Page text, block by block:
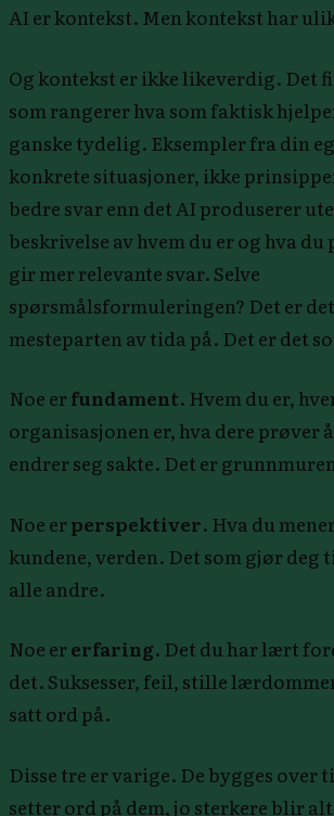
AI er kontekst. Men kontekst har
Og kontekst er ikke likeverdig. Det
som rangerer hva som faktisk
ganske tydelig. Eksempler fra din
konkrete situasjoner, ikke
bedre svar enn det AI produserer
beskrivelse av hvem du er og hva
gir mer relevante svar. Selve
spørsmålsformuleringen? Det er
mesteparten av tida på. Det er det
Noe erfundament. Hvem du er,
organisasjonen er, hva dere prøver
endrer seg sakte. Det er
Noe erperspektiver. Hva du
kundene, verden. Det som gjør deg
alle andre.
Noe ererfaring. Det du har lært
det. Suksesser, feil, stille
satt ord på.
Disse tre er varige. De bygges over
setter ord på dem, jo sterkere blir